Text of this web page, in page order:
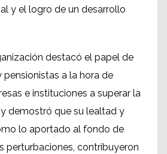
y el logro de un desarrollo
destacó el papel de
a la hora de
e instituciones a superar la
demostró que su lealtad y
lo aportado al fondo de
perturbaciones, contribuyeron